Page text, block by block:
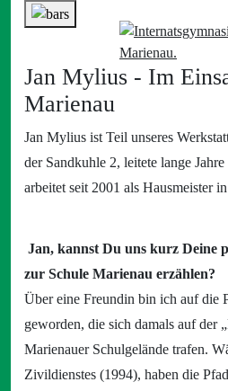
Jan Mylius - Im
Marienau
Jan Mylius ist Teil unseres
der Sandkuhle 2, leitete lange
arbeitet seit 2001 als Hausmeister
Jan, kannst Du uns kurz Deine
zur Schule Marienau erzählen?
Über eine Freundin bin ich auf die
geworden, die sich damals auf der
Marienauer Schulgelände trafen.
Zivildienstes (1994), haben die